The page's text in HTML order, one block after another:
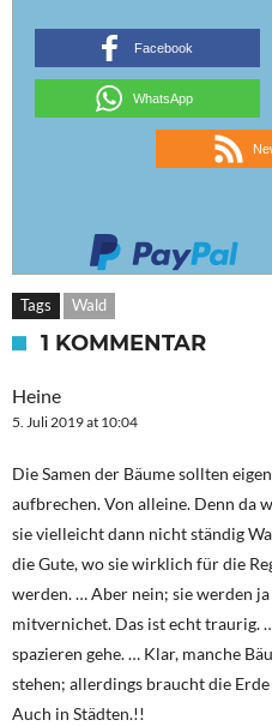
Facebook
WhatsApp
Tags Wald
1 KOMMENTAR
Heine
5. Juli 2019 at 10:04
Die Samen der Bäume sollten
aufbrechen. Von alleine. Denn da
sie vielleicht dann nicht ständig
die Gute, wo sie wirklich für die
werden. … Aber nein; sie werden
mitvernichet. Das ist echt traurig.
spazieren gehe. … Klar, manche
stehen; allerdings braucht die
Auch in Städten.!!